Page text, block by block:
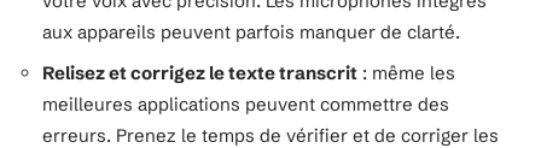
aux appareils peuvent parfois manquer de clarté.
Relisez et corrigez le texte transcrit : même les
meilleures applications peuvent commettre des
erreurs. Prenez le temps de vérifier et de corriger les